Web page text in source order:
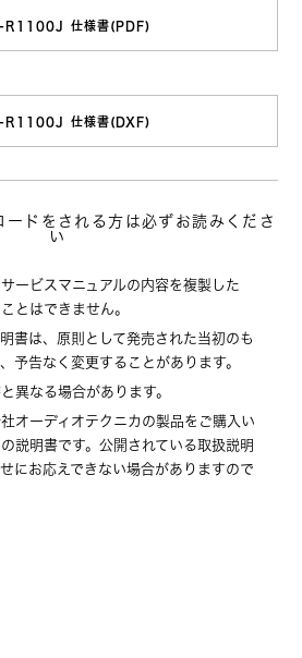
R1100J 仕様書(PDF)
R1100J 仕様書(DXF)
ドをされる方は必ずお読みくださ
い
ービスマニュアルの内容を複製した
とはできません。
書は、原則として発売された当初のも
予告なく変更することがあります。
異なる場合があります。
オーディオテクニカの製品をご購入い
説明書です。公開されている取扱説明
にお応えできない場合がありますので